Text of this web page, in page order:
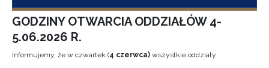
GODZINY OTWARCIA ODDZIAŁÓW 4-
5.06.2026 R.
Informujemy, że w czwartek (4 czerwca) wszystkie oddziały